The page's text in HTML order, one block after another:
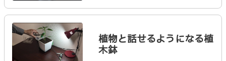
植物と話せるようになる植
木鉢